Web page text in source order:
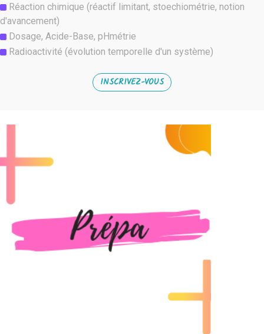
Réaction chimique (réactif limitant, stoechiométrie, notion
d'avancement)
Dosage, Acide-Base, pHmétrie
Radioactivité (évolution temporelle d'un système)
INSCRIVEZ-VOUS